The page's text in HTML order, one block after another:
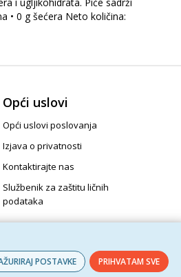
POSTAVKE PRIHVATAM SVE
• 0 g šećera Neto količina:
Opći uslovi
Opći uslovi poslovanja
Izjava o privatnosti
Kontaktirajte nas
Službenik za zaštitu ličnih
podataka